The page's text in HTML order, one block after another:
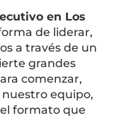
en Los
de liderar,
a través de un
grandes
comenzar,
equipo,
formato que